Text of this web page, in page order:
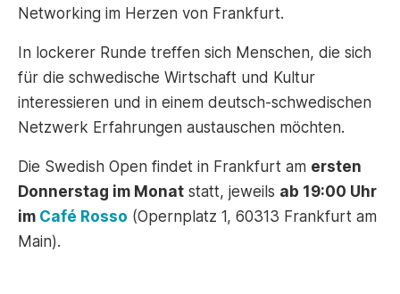
Networking im Herzen von Frankfurt.
In lockerer Runde treffen sich Menschen, die sich
für die schwedische Wirtschaft und Kultur
interessieren und in einem deutsch-schwedischen
Netzwerk Erfahrungen austauschen möchten.
Die Swedish Open findet in Frankfurt am ersten
Donnerstag im Monat statt, jeweils ab 19:00 Uhr
im Café Rosso (Opernplatz 1, 60313 Frankfurt am
Main).